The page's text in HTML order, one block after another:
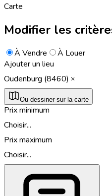
Carte
Modifier les
À Vendre
À Louer
Ajouter un lieu
Oudenburg (8460)
Ou dessiner sur la carte
Prix minimum
Choisir...
Prix maximum
Choisir...